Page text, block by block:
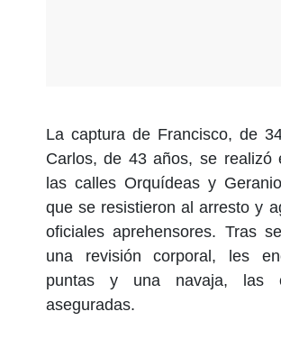
La captura de Francisco, de
Carlos, de 43 años, se realizó
las calles Orquídeas y
que se resistieron al arresto y
oficiales aprehensores. Tras
una revisión corporal, les
puntas y una navaja, las
aseguradas.